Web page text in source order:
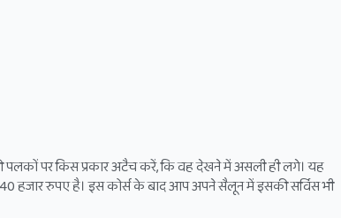
पलकों पर किस प्रकार अटैच करें, कि वह देखने में असली ही लगे। यह
हजार रुपए है। इस कोर्स के बाद आप अपने सैलून में इसकी सर्विस भी